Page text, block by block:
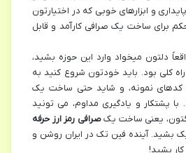
و ابزارهای خوبی که در اختیارتون
برای ساخت یک صرافی کارآمد و قابل
دلتون میخواد وارد این حوزه بشید،
کلی بود. باید خودتون شروع کنید به
کدهای نمونه، و شاید حتی ساخت یک
پشتکار و یادگیری مداوم، می تونید
یعنی ساخت یکصرافی رمز ارز حرفه
بشید. آینده فین تک در ایران روشن و
بشید!